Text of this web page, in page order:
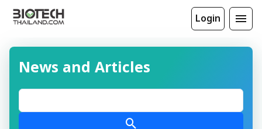
Login
News and Articles